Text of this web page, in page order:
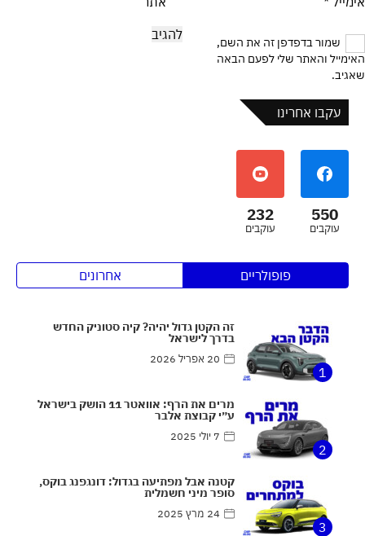
שמור בדפדפן זה את השם,
האימייל והאתר שלי לפעם הבאה
שאגיב.
עקבו אחרינו
550
עוקבים
232
עוקבים
פופולריים אחרונים
1
זה הקטן גדול יהיה? קיה סטוניק החדש
בדרך לישראל
20 אפריל 2026
2
מרים את הרף: אוואטר 11 הושק בישראל
ע״י קבוצת אלבר
7 יולי 2025
3
קטנה אבל מפתיעה בגדול: דונגפנג בוקס,
סופר מיני חשמלית
24 מרץ 2025